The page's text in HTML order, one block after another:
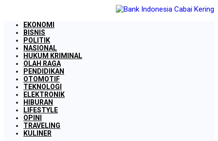
EKONOMI
BISNIS
POLITIK
NASIONAL
HUKUM KRIMINAL
OLAH RAGA
PENDIDIKAN
OTOMOTIF
TEKNOLOGI
ELEKTRONIK
HIBURAN
LIFESTYLE
OPINI
TRAVELING
KULINER